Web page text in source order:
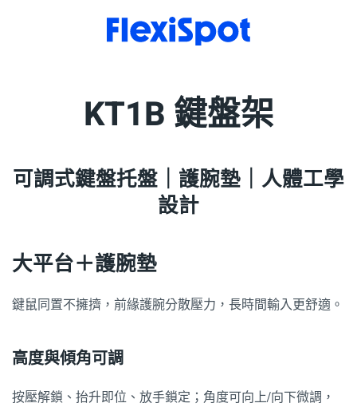
KT1B 鍵盤架
可調式鍵盤托盤｜護腕墊｜人體工學
設計
大平台＋護腕墊
鍵鼠同置不擁擠，前緣護腕分散壓力，長時間輸入更舒適。
高度與傾角可調
按壓解鎖、抬升即位、放手鎖定；角度可向上/向下微調，